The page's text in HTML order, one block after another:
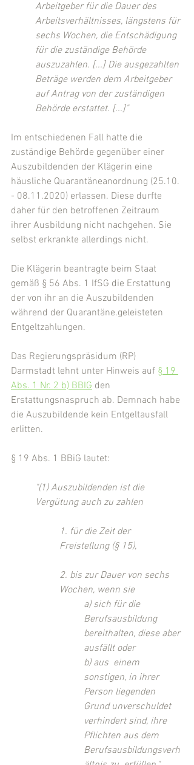
Arbeitgeber für die Dauer des
Arbeitsverhältnisses, längstens für
sechs Wochen, die Entschädigung
für die zuständige Behörde
auszuzahlen. [...] Die ausgezahlten
Beträge werden dem Arbeitgeber
auf Antrag von der zuständigen
Behörde erstattet. [...]"
Im entschiedenen Fall hatte die
zuständige Behörde gegenüber einer
Auszubildenden der Klägerin eine
häusliche Quarantäneanordnung (25.10.
- 08.11.2020) erlassen. Diese durfte
daher für den betroffenen Zeitraum
ihrer Ausbildung nicht nachgehen. Sie
selbst erkrankte allerdings nicht.
Die Klägerin beantragte beim Staat
gemäß § 56 Abs. 1 IfSG die Erstattung
der von ihr an die Auszubildenden
während der Quarantäne.geleisteten
Entgeltzahlungen.
Das Regierungspräsidum (RP)
Darmstadt lehnt unter Hinweis auf § 19
Abs. 1 Nr. 2 b) BBIG den
Erstattungsnaspruch ab. Demnach habe
die Auszubildende kein Entgeltausfall
erlitten.
§ 19 Abs. 1 BBiG lautet:
"(1) Auszubildenden ist die
Vergütung auch zu zahlen
1. für die Zeit der
Freistellung (§ 15),
2. bis zur Dauer von sechs
Wochen, wenn sie
a) sich für die
Berufsausbildung
bereithalten, diese aber
ausfällt oder
b) aus  einem
sonstigen, in ihrer
Person liegenden
Grund unverschuldet
verhindert sind, ihre
Pflichten aus dem
Berufsausbildungsverh